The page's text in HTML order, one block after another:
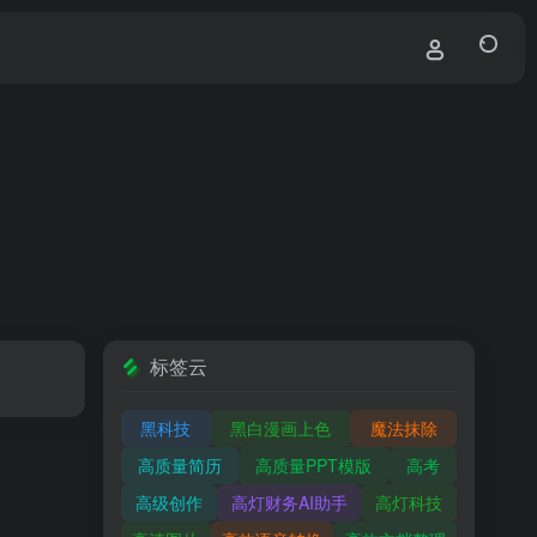
标签云
黑科技 黑白漫画上色
魔法抹除
高质量简历
高质量PPT模版
高考
高级创作
高灯财务AI助手
高灯科技